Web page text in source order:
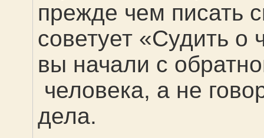
прежде чем писать
советует «Судить о
вы начали с
человека, а не
дела.